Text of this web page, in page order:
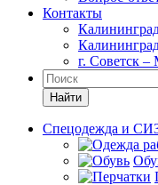
Контакты
г. Советск –
Найти
Спецодежда и